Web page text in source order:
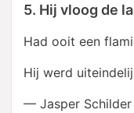
5. Hij vloog de
Had ooit een
Hij werd
— Jasper Schilder